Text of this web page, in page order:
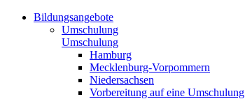
Bildungsangebote
Umschulung
Umschulung
Hamburg
Mecklenburg-Vorpommern
Niedersachsen
Vorbereitung auf eine Umschulung